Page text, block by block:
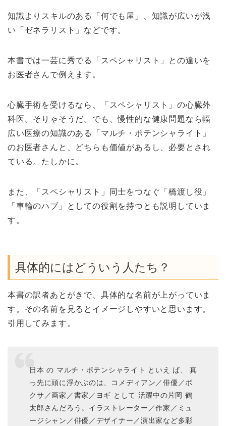
知識よりスキルのある「何でも屋」、知識が広いが浅
い「ゼネラリスト」などです。
本書では一芸に秀でる「スペシャリスト」との違いを
お医者さんで例えます。
心臓手術を受けるなら、「スペシャリスト」の心臓外
科医。そりゃそうだ。でも、慢性的な健康問題なら幅
広い医療の知識のある「マルチ・ポテンシャライト」
のお医者さんと、どちらも価値があるし、必要とされ
ている。たしかに。
また、「スペシャリスト」同士をつなぐ「橋渡し役」
「車輪のハブ」としての役割を持つとも説明していま
す。
具体的にはどういう人たち？
本書の訳者あとがきで、具体的な名前が上がっていま
す。その名前を見るとイメージしやすいと思います。
引用してみます。
日本 の マルチ・ポテンシャライト といえ ば、 真
っ先に頭に浮かぶのは、コメディアン／俳優／ボ
クサ／画家／書家／ヨギ として 活躍中の片岡 鶴
太郎さんだろう。イラストレーター／作家／ミュ
ージシャン／俳優／デザイナー／演出家など多彩